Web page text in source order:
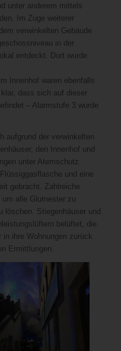
unter anderem mittels
Im Zuge weiterer
verwinkelten Gebäude
in der
entdeckt. Dort wurde
Innenhof waren ebenfalls
dass sich auf dieser
– Alarmstufe 3 wurde
aufgrund der verwinkelten
den Innenhof und
unter Atemschutz
und eine
gebracht. Zahlreiche
alle Glutnester zu
löschen. Stiegenhäuser und
belüftet, die
ihre Wohnungen zurück.
Ermittlungen.